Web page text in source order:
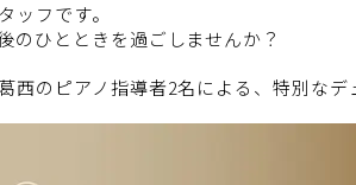
ッフです。
のひとときを過ごしませんか？
のピアノ指導者2名による、特別なデ